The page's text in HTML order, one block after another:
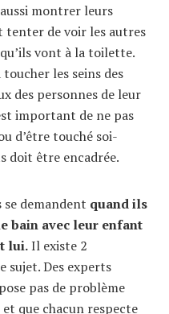
montrer leurs
tenter de voir les autres
vont à la toilette.
les seins des
des personnes de leur
important de ne pas
d’être touché soi-
doit être encadrée.
demandent quand ils
bain avec leur enfant
lui.Il existe 2
sujet. Des experts
pas de problème
et que chacun respecte